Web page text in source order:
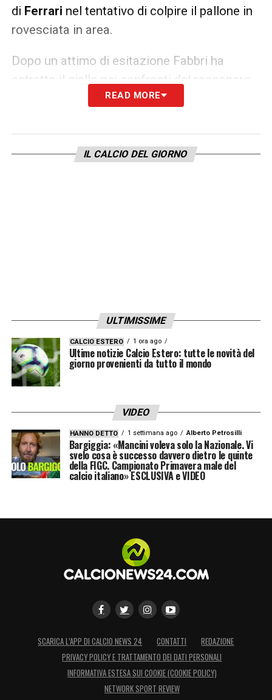
di Ferrari nel tentativo di colpire il pallone in
rovesciata in area.
Dopo un attimo di esitazione Fabbri ha
estratto il giallo nei confronti del rossonero
che era stato ammonito nel primo tempo.
prima di lasciare il campo. Rafa salterà il big
match colNapoli.
READ MORE
IL CALCIO DEL GIORNO
ULTIMISSIME
CALCIO ESTERO 1 ora ago
Ultime notizie Calcio Estero: tutte le novità del
giorno provenienti da tutto il mondo
VIDEO
HANNO DETTO 1 settimana ago Alberto Petrosilli
Bargiggia: «Mancini voleva solo la Nazionale. Vi
svelo cosa è successo davvero dietro le quinte
della FIGC. Campionato Primavera male del
calcio italiano» ESCLUSIVA e VIDEO
SCARICA L’APP DI CALCIO NEWS 24 CONTATTI
REDAZIONE
PRIVACY POLICY E TRATTAMENTO DEI DATI PERSONALI
INFORMATIVA ESTESA SUI COOKIE (COOKIE POLICY)
NETWORK SPORT REVIEW